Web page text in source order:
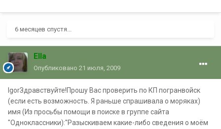
6 месяцев спустя...
Ella
Опубликовано 21 июля, 2009
IgorЗдравствуйте!Прошу Вас проверить по КП погранвойск
(если есть возможность. Я раньше спрашивала о моряках)
имя (Из просьбы помощи в поиске в группе сайта
"Одноклассники):"Разыскиваем какие-либо сведения о моём